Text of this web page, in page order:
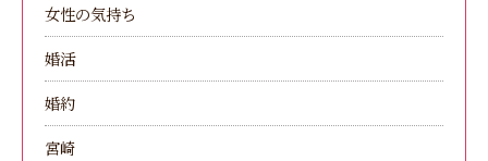
女性の気持ち
婚活
婚約
宮崎